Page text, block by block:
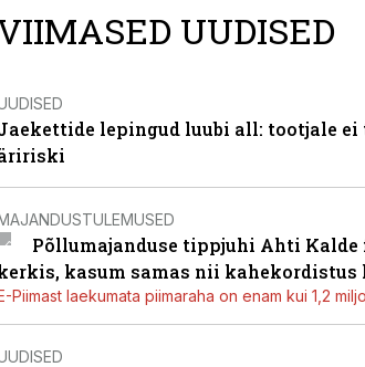
UUDISED
lepingud luubi all: tootjale ei
Põllumajanduse tippjuhi Ahti
kasum samas nii kahekordistus
Piimast laekumata piimaraha on enam kui 1,2